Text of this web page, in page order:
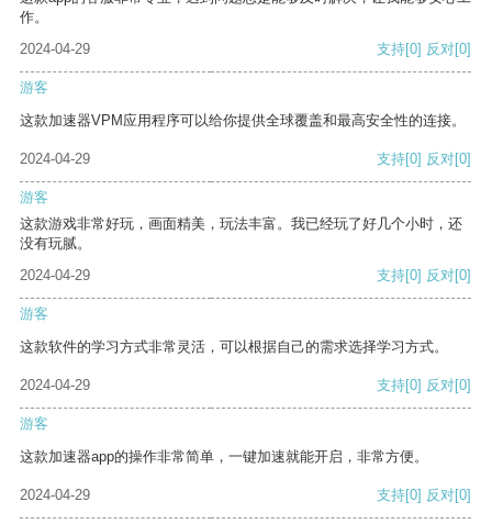
作。
2024-04-29
支持[0] 反对[0]
游客
这款加速器VPM应用程序可以给你提供全球覆盖和最高安全性的连接。
2024-04-29 支持[0] 反对[0]
游客
这款游戏非常好玩，画面精美，玩法丰富。我已经玩了好几个小时，还
没有玩腻。
2024-04-29
支持[0] 反对[0]
游客
这款软件的学习方式非常灵活，可以根据自己的需求选择学习方式。
2024-04-29 支持[0] 反对[0]
游客
这款加速器app的操作非常简单，一键加速就能开启，非常方便。
2024-04-29 支持[0] 反对[0]